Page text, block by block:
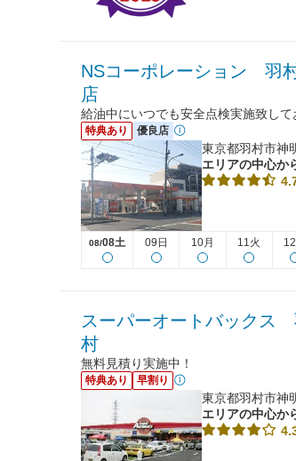
NSコーポレーション 羽
店
給油中にいつでも安全点検実施致して
特典あり 優良店
東京都羽村市神
エリアの中心か
08/08土 09日 10月 11火
スーパーオートバックス
村
無料見積り実施中！
特典あり 早割り
東京都羽村市神
エリアの中心か